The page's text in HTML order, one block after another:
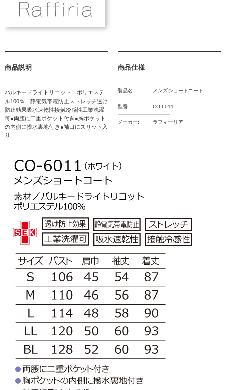
商品説明
バルキードライトリコット：ポリエステ
ル100％ 静電気帯電防止ストレッチ透け
防止効果吸水速乾性接触冷感性工業洗濯
可●両腰に二重ポケット付き●胸ポケット
の内側に撥水裏地付き●袖口にスリット入
り
商品仕様
製品名: メンズショートコート
型番: CO-6011
メーカー: ラフィーリア